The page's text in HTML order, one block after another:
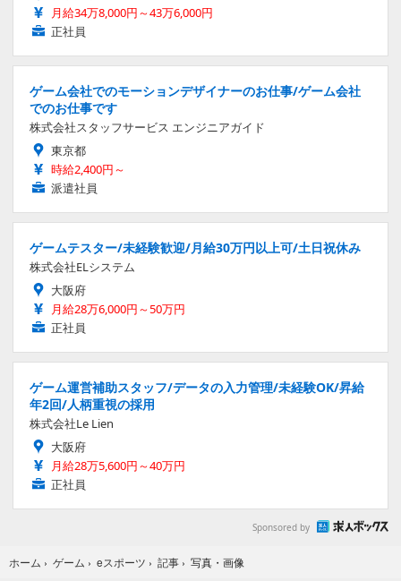
月給34万8,000円～43万6,000円
正社員
ゲーム会社でのモーションデザイナーのお仕事/ゲーム会社
でのお仕事です
株式会社スタッフサービス エンジニアガイド
東京都
時給2,400円～
派遣社員
ゲームテスター/未経験歓迎/月給30万円以上可/土日祝休み
株式会社ELシステム
大阪府
月給28万6,000円～50万円
正社員
ゲーム運営補助スタッフ/データの入力管理/未経験OK/昇給
年2回/人柄重視の採用
株式会社Le Lien
大阪府
月給28万5,600円～40万円
正社員
Sponsored by
ホーム › ゲーム › eスポーツ › 記事 › 写真・画像